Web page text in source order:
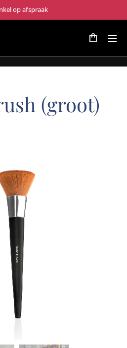
op afspraak
(groot)